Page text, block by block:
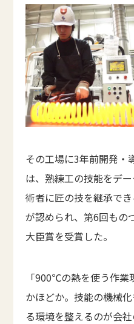
その工場に3年前開発・
は、熟練工の技能をデ
術者に匠の技を継承で
が認められ、第6回も
大臣賞を受賞した。
「900℃の熱を使う作
かほどか。技能の機械
る環境を整えるのが会